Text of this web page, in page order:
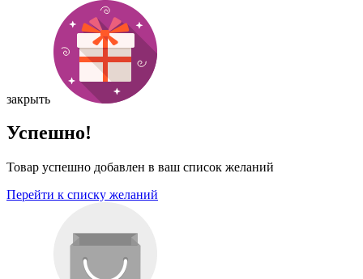
закрыть
Успешно!
Товар успешно добавлен в ваш список желаний
Перейти к списку желаний